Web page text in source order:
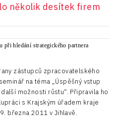
několik desítek firem
zástupců zpracovatelského
na téma „Úspěšný vstup
možnosti růstu“. Připravila ho
s Krajským úřadem kraje
března 2011 v Jihlavě.